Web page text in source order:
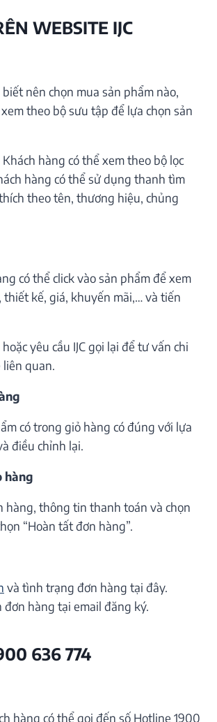
WEBSITE IJC
nên chọn mua sản phẩm nào,
theo bộ sưu tập để lựa chọn sản
hàng có thể xem theo bộ lọc
hàng có thể sử dụng thanh tìm
theo tên, thương hiệu, chủng
có thể click vào sản phẩm để xem
kế, giá, khuyến mãi,… và tiến
yêu cầu IJC gọi lại để tư vấn chi
quan.
có trong giỏ hàng có đúng với lựa
điều chỉnh lại.
hàng
thông tin thanh toán và chọn
“Hoàn tất đơn hàng”.
và tình trạng đơn hàng tại đây.
hàng tại email đăng ký.
636 774
hàng có thể gọi đến số Hotline 1900